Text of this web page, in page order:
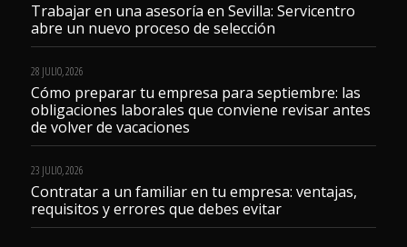
Trabajar en una asesoría en Sevilla: Servicentro
abre un nuevo proceso de selección
28 JULIO, 2026
Cómo preparar tu empresa para septiembre: las
obligaciones laborales que conviene revisar antes
de volver de vacaciones
23 JULIO, 2026
Contratar a un familiar en tu empresa: ventajas,
requisitos y errores que debes evitar